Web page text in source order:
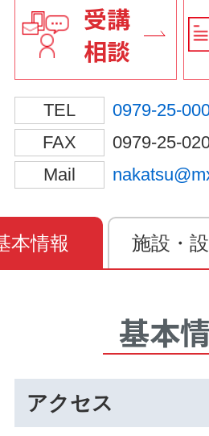
受講
相談
TEL
0979-25-
FAX
0979-25-
Mail
本情報 施設・
基本
アクセス